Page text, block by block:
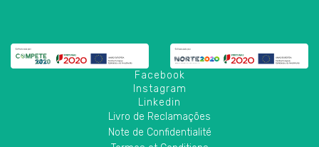
Facebook
Instagram
Linkedin
Livro de Reclamações
Note de Confidentialité